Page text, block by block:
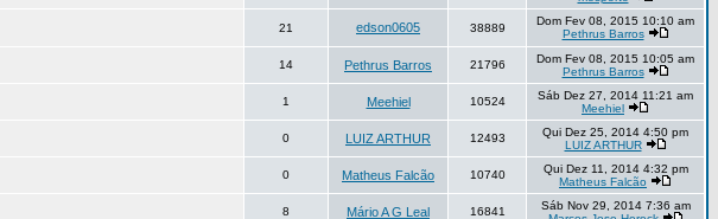
21 edson0605 38889
Dom Fev 08, 2015 10:10 am
Pethrus Barros
14 Pethrus Barros 21796
Dom Fev 08, 2015 10:05 am
Pethrus Barros
1 Meehiel 10524
Sáb Dez 27, 2014 11:21 am
Meehiel
0 LUIZ ARTHUR 12493
Qui Dez 25, 2014 4:50 pm
LUIZ ARTHUR
0 Matheus Falcão 10740
Qui Dez 11, 2014 4:32 pm
Matheus Falcão
8 Mário A G Leal 16841
Sáb Nov 29, 2014 7:36 am